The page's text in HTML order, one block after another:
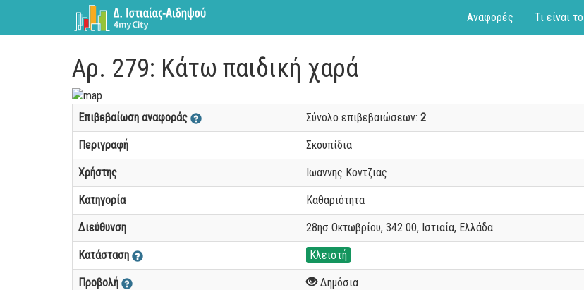
Αναφορές Τι είναι
Αρ. 279: Κάτω παιδική χαρά
Επιβεβαίωση αναφοράς Σύνολο επιβεβαιώσεων: 2
Περιγραφή Σκουπίδια
Χρήστης Ιωαννης Κοντζιας
Κατηγορία Καθαριότητα
Διεύθυνση 28ησ Οκτωβρίου, 342 00, Ιστιαία, Ελλάδα
Κατάσταση Κλειστή
Προβολή Δημόσια